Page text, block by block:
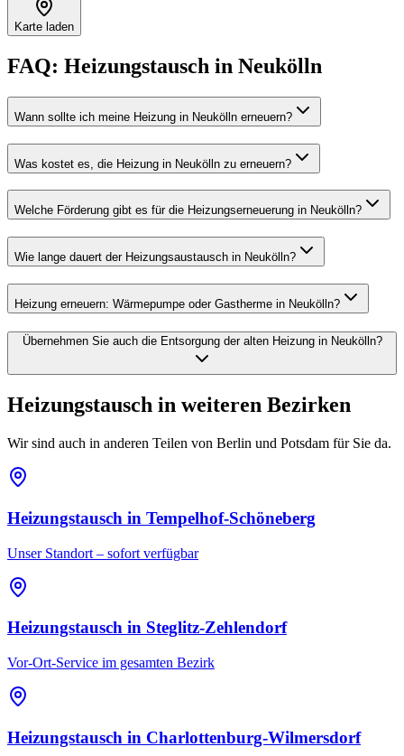
Karte laden
FAQ: Heizungstausch in Neukölln
Wann sollte ich meine Heizung in Neukölln erneuern?
Was kostet es, die Heizung in Neukölln zu erneuern?
Welche Förderung gibt es für die Heizungserneuerung in Neukölln?
Wie lange dauert der Heizungsaustausch in Neukölln?
Heizung erneuern: Wärmepumpe oder Gastherme in Neukölln?
Übernehmen Sie auch die Entsorgung der alten Heizung in Neukölln?
Heizungstausch in weiteren Bezirken
Wir sind auch in anderen Teilen von Berlin und Potsdam für Sie da.
Heizungstausch in Tempelhof-Schöneberg
Unser Standort – sofort verfügbar
Heizungstausch in Steglitz-Zehlendorf
Vor-Ort-Service im gesamten Bezirk
Heizungstausch in Charlottenburg-Wilmersdorf